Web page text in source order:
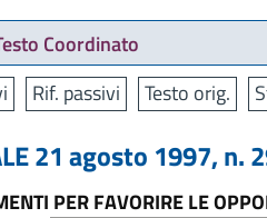
Coordinato
Rif. passivi Testo orig.
21 agosto 1997, n.
PER FAVORIRE LE